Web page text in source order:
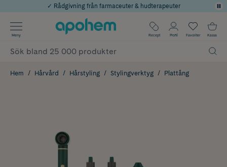
Årets Butik 2025 inom Skönhet
Använd kod: SOMMAR20 för 20% över 649kr
✓ Rådgivning från farmaceuter & hudterapeuter
✓ Poäng på alla köp*
Meny Recept Profil Favoriter Kassa
Hem Hårvård Hårstyling Stylingverktyg Plattång